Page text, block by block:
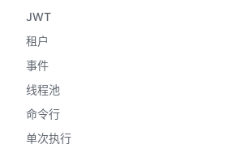
JWT
租户
事件
线程池
命令行
单次执行